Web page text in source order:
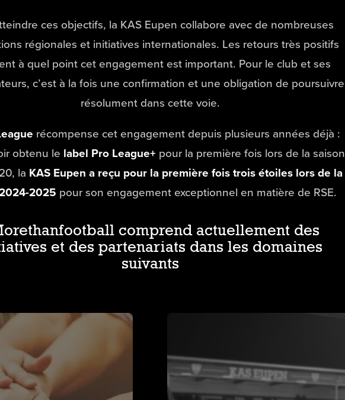
ces objectifs, la KAS Eupen collabore avec de nombreuses
régionales et initiatives internationales. Les retours très positifs
à quel point cet engagement est important. Pour le club et ses
c’est à la fois une confirmation et une obligation de poursuivre
résolument dans cette voie.
récompense cet engagement depuis plusieurs années déjà :
obtenu le label Pro League+ pour la première fois lors de la saison
la KAS Eupen a reçu pour la première fois trois étoiles lors de la
2025 pour son engagement exceptionnel en matière de RSE.
comprend actuellement des
et des partenariats dans les domaines
suivants